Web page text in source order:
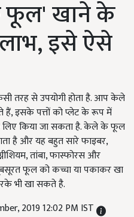
फूल' खाने के
इसे ऐसे
तरह से उपयोगी होता है. आप केले
इसके पत्तों को प्लेट के रूप में
किया जा सकता है. केले के फूल
है और यह बहुत सारे फाइबर,
तांबा, फास्फोरस और
फूल को कच्चा या पकाकर खा
भी खा सकते है.
2019 12:02 PM IST